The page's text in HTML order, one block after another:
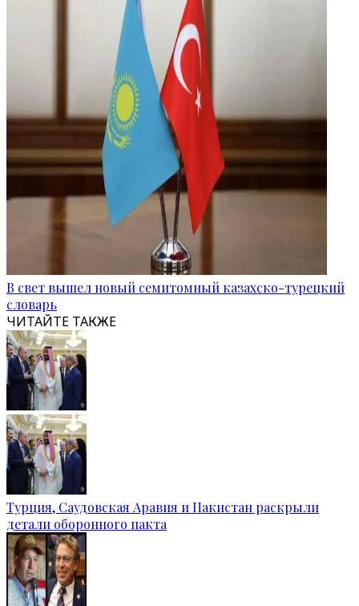
В свет вышел новый семитомный казахско-турецкий
словарь
ЧИТАЙТЕ ТАКЖЕ
Турция, Саудовская Аравия и Пакистан раскрыли
детали оборонного пакта